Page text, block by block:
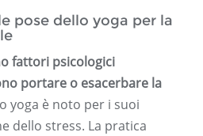
pose dello yoga per la
fattori psicologici
portare o esacerbare la
yoga è noto per i suoi
dello stress. La pratica